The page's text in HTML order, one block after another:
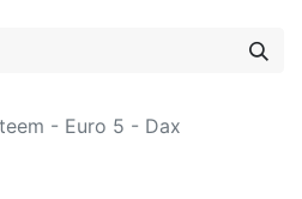
- Euro 5 - Dax